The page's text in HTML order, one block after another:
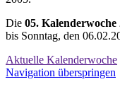
Die 05. Kalenderwoche
bis Sonntag, den
Aktuelle Kalenderwoche
Navigation überspringen